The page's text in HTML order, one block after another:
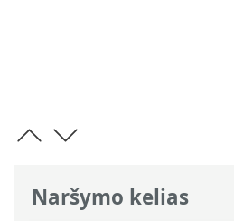
Naršymo kelias